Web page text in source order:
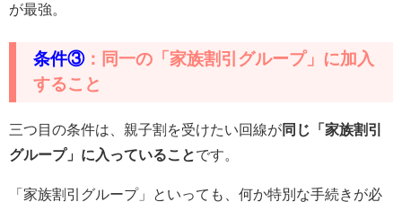
が最強。
条件③：同一の「家族割引グループ」に加入
すること
三つ目の条件は、親子割を受けたい回線が同じ「家族割引
グループ」に入っていることです。
「家族割引グループ」といっても、何か特別な手続きが必